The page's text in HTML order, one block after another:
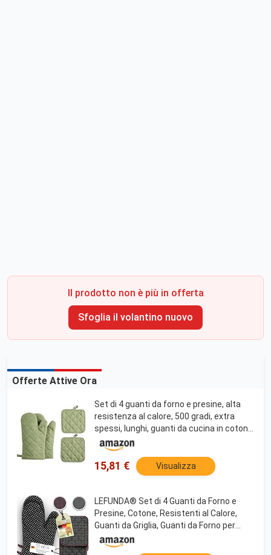
Il prodotto non è più in offerta
Sfoglia il volantino nuovo
Offerte Attive Ora
Set di 4 guanti da forno e presine, alta
resistenza al calore, 500 gradi, extra
spessi, lunghi, guanti da cucina in cotone
per cucinare (30,5 cm, verde)
15,81 € Visualizza
LEFUNDA® Set di 4 Guanti da Forno e
Presine, Cotone, Resistenti al Calore,
Guanti da Griglia, Guanti da Forno per
Cuocere Antiscivolo, Presine in Cotone
per Arrostire, Cucinare, BBQ, Morbida